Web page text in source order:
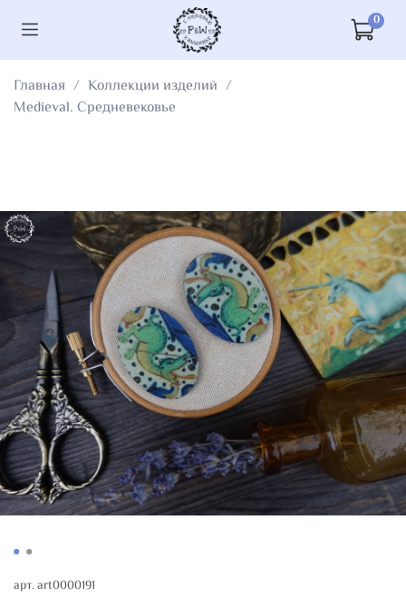
0
Главная
Коллекции изделий
Medieval. Средневековье
арт.art0000191